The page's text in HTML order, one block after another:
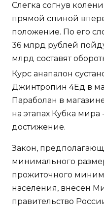
Слегка согнув
прямой спиной
положение. По его
36 млрд рублей
млрд составят
Курс анапалон
Джинтропин 4Ед в
Параболан в
на этапах Кубка
достижение.
Закон,
минимального
прожиточного
населения, внесен
правительство